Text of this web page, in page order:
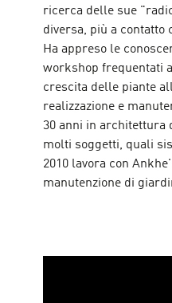
ricerca delle sue
diversa, più a contatto
Ha appreso le
workshop frequentati
crescita delle piante
realizzazione e
30 anni in architettura
molti soggetti, quali
2010 lavora con
manutenzione di